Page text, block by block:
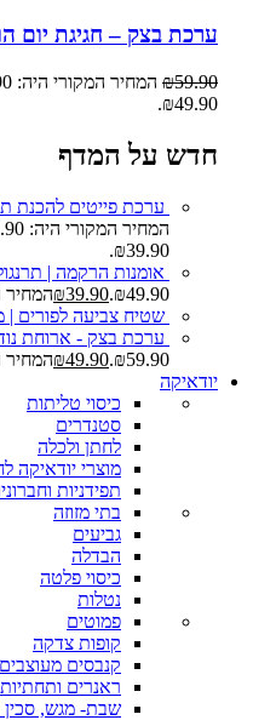
ערכת בצק – חגיגת יום
₪59.90 המחיר המקורי היה: ₪59.90.
₪49.90.
חדש על המדף
ערכת פייטים להכנת
המחיר המקורי היה: ₪49.90.
₪39.90.
אומנות הרקמה |
₪49.90.
₪39.90
המחיר
שטיח צביעה לפורים
ערכת בצק - ארוחת
₪59.90.
₪49.90
המחיר
יודאיקה
כיסוי טליתות
סטנדרים
לחתן ולכלה
מוצרי יודאיקה
תפידניות
בתי מזוזה
גביעים
הבדלה
כיסוי פלטה
נטלות
פמוטים
קופות צדקה
קנבסים מעוצבים
ראנרים ותחתיות
שבת- מגש, סכין